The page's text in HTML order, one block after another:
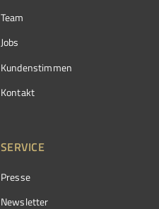
Team
Jobs
Kundenstimmen
Kontakt
SERVICE
Presse
Newsletter